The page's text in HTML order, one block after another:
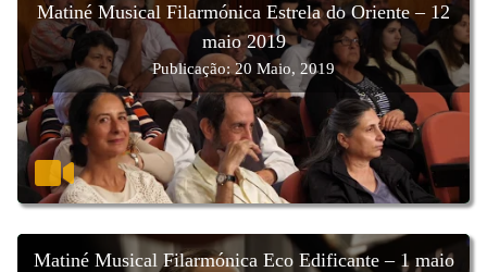
Matiné Musical Filarmónica Estrela do Oriente – 12
maio 2019
Publicação: 20 Maio, 2019
Matiné Musical Filarmónica Eco Edificante – 1 maio